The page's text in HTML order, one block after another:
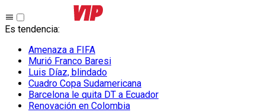
Es tendencia:
Amenaza a FIFA
Murió Franco Baresi
Luis Díaz, blindado
Cuadro Copa Sudamericana
Barcelona le quita DT a Ecuador
Renovación en Colombia